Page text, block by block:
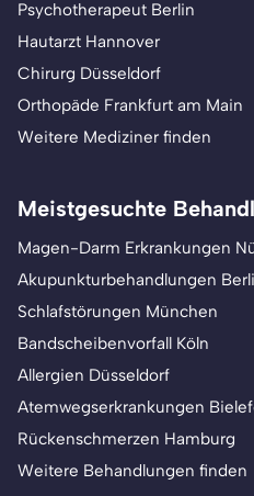
Psychotherapeut Berlin
Hautarzt Hannover
Chirurg Düsseldorf
Orthopäde Frankfurt am Main
Weitere Mediziner finden
Meistgesuchte
Magen-Darm Erkrankungen
Akupunkturbehandlungen
Schlafstörungen München
Bandscheibenvorfall Köln
Allergien Düsseldorf
Atemwegserkrankungen
Rückenschmerzen Hamburg
Weitere Behandlungen finden